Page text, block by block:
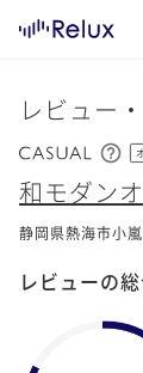
レビュー
和モダン
静岡県熱海市小
レビューの